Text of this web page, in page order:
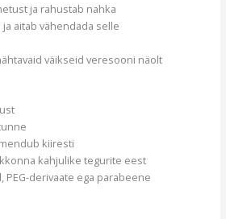
ja rahustab nahka
aitab vähendada selle
väikseid veresooni näolt
kiiresti
kahjulike tegurite eest
PEG-derivaate ega parabeene